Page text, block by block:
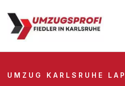
UMZUG KARLSRUHE